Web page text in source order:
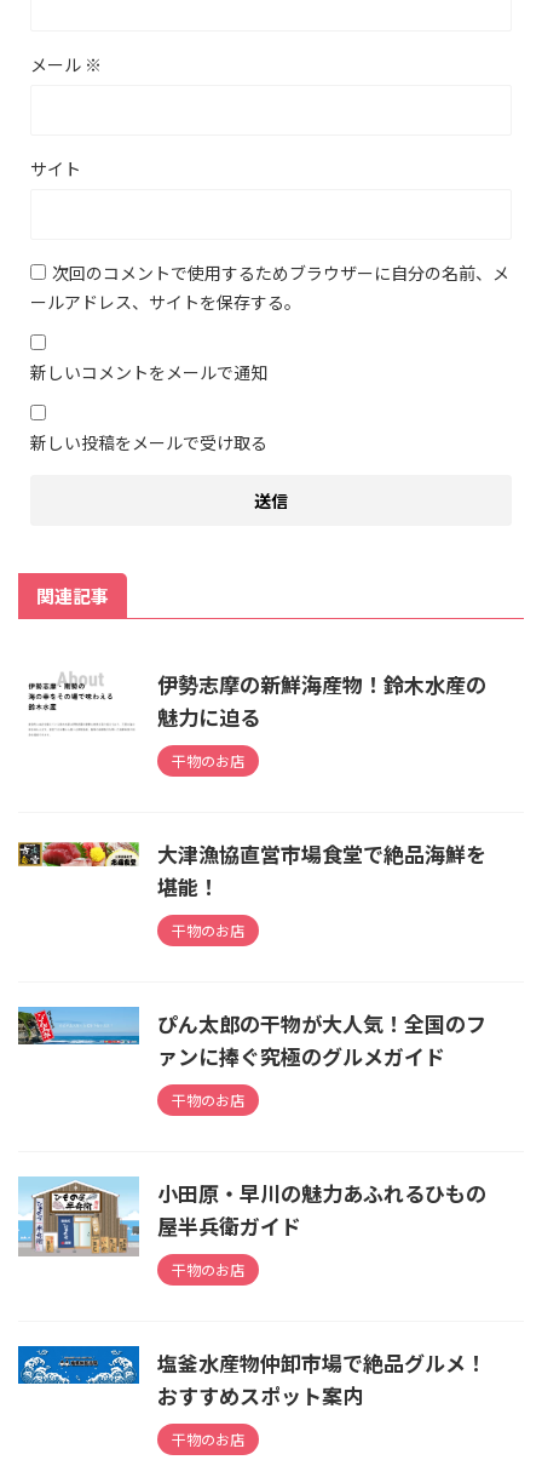
メール ※
サイト
次回のコメントで使用するためブラウザーに自分の名前、メ
ールアドレス、サイトを保存する。
新しいコメントをメールで通知
新しい投稿をメールで受け取る
関連記事
伊勢志摩の新鮮海産物！鈴木水産の
魅力に迫る
干物のお店
大津漁協直営市場食堂で絶品海鮮を
堪能！
干物のお店
ぴん太郎の干物が大人気！全国のフ
ァンに捧ぐ究極のグルメガイド
干物のお店
小田原・早川の魅力あふれるひもの
屋半兵衛ガイド
干物のお店
塩釜水産物仲卸市場で絶品グルメ！
おすすめスポット案内
干物のお店